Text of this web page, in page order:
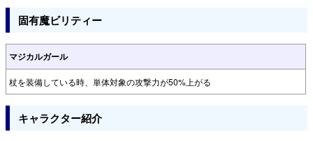
固有魔ビリティー
マジカルガール
杖を装備している時、単体対象の攻撃力が50%上がる
キャラクター紹介